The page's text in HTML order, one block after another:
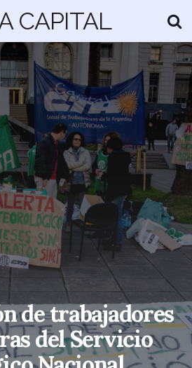
de trabajadores
del Servicio